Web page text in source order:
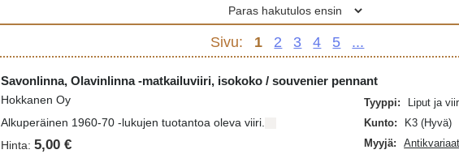
Sivu: 1 2 3 4 5 ...
Savonlinna, Olavinlinna -matkailuviiri, isokoko / souvenier pennant
Hokkanen Oy
Alkuperäinen 1960-70 -lukujen tuotantoa oleva viiri.
Hinta: 5,00 €
Tyyppi:
Liput ja
Kunto:
K3 (Hyvä)
Myyjä: